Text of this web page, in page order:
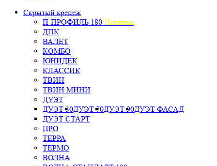
Скрытый крепеж
П-ПРОФИЛЬ 180 Новинка
ДПК
ВАЛЕТ
КОМБО
ЮНИДЕК
КЛАССИК
ТВИН
ТВИН МИНИ
ДУЭТ
ДУЭТ 30ДУЭТ 70ДУЭТ 90ДУЭТ ФАСАД
ДУЭТ СТАРТ
ПРО
ТЕРРА
ТЕРМО
ВОЛНА